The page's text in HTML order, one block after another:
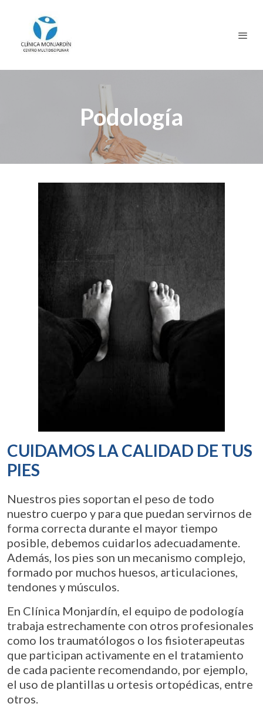
Podología
CUIDAMOS LA CALIDAD DE TUS
PIES
Nuestros pies soportan el peso de todo
nuestro cuerpo y para que puedan servirnos de
forma correcta durante el mayor tiempo
posible, debemos cuidarlos adecuadamente.
Además, los pies son un mecanismo complejo,
formado por muchos huesos, articulaciones,
tendones y músculos.
En Clínica Monjardín, el equipo de podología
trabaja estrechamente con otros profesionales
como los traumatólogos o los fisioterapeutas
que participan activamente en el tratamiento
de cada paciente recomendando, por ejemplo,
el uso de plantillas u ortesis ortopédicas, entre
otros.